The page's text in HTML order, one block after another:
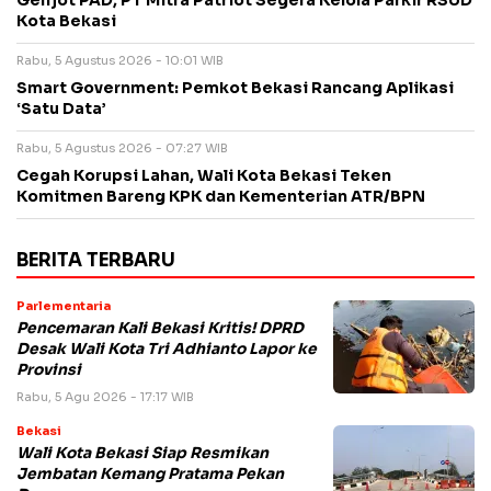
Kota Bekasi
Rabu, 5 Agustus 2026 - 10:01 WIB
Smart Government: Pemkot Bekasi Rancang Aplikasi
‘Satu Data’
Rabu, 5 Agustus 2026 - 07:27 WIB
Cegah Korupsi Lahan, Wali Kota Bekasi Teken
Komitmen Bareng KPK dan Kementerian ATR/BPN
BERITA TERBARU
Parlementaria
Pencemaran Kali Bekasi Kritis! DPRD
Desak Wali Kota Tri Adhianto Lapor ke
Provinsi
Rabu, 5 Agu 2026 - 17:17 WIB
Bekasi
Wali Kota Bekasi Siap Resmikan
Jembatan Kemang Pratama Pekan